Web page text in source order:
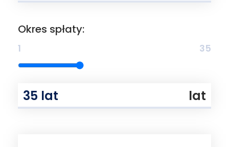
Okres spłaty:
1 35
lat